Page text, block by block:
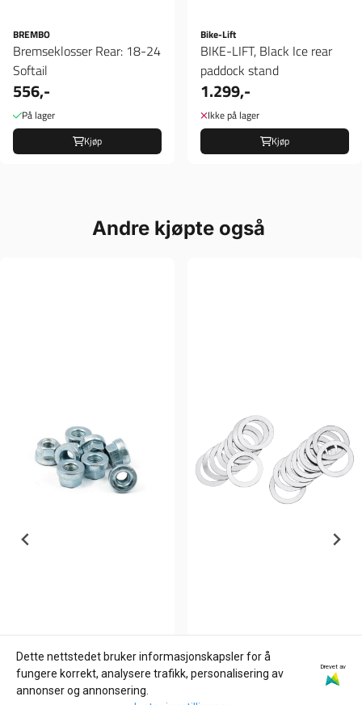
BREMBO
Bremseklosser Rear: 18-24
Softail
556,-
På lager
Kjøp
Bike-Lift
BIKE-LIFT, Black Ice rear
paddock stand
1.299,-
Ikke på lager
Kjøp
Andre kjøpte også
JAMES GASKETS
FLANGED HEX NUT,
ZODIAC
ROCKER ARM SHIMS FOR
Dette nettstedet bruker informasjonskapsler for å
fungere korrekt, analysere trafikk, personalisering av
annonser og annonsering.
Drevet av